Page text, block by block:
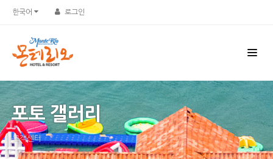
한국어 로그인
포토 갤러리
고객센터